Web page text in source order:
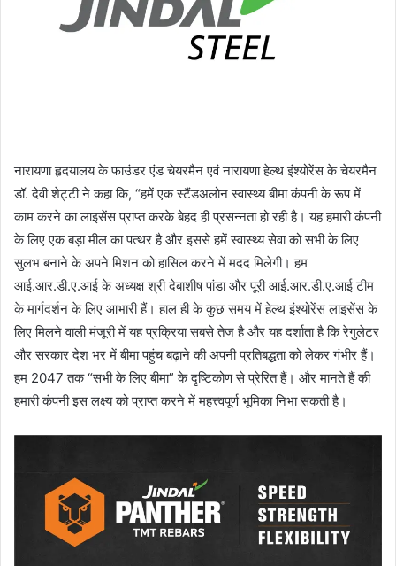
नारायणा हृदयालय के फाउंडर एंड चेयरमैन एवं नारायणा हेल्थ इंश्योरेंस के चेयरमैन
डॉ. देवी शेट्टी ने कहा कि, “हमें एक स्टैंडअलोन स्वास्थ्य बीमा कंपनी के रूप में
काम करने का लाइसेंस प्राप्त करके बेहद ही प्रसन्नता हो रही है। यह हमारी कंपनी
के लिए एक बड़ा मील का पत्थर है और इससे हमें स्वास्थ्य सेवा को सभी के लिए
सुलभ बनाने के अपने मिशन को हासिल करने में मदद मिलेगी। हम
आई.आर.डी.ए.आई के अध्यक्ष श्री देबाशीष पांडा और पूरी आई.आर.डी.ए.आई टीम
के मार्गदर्शन के लिए आभारी हैं। हाल ही के कुछ समय में हेल्थ इंश्योरेंस लाइसेंस के
लिए मिलने वाली मंजूरी में यह प्रक्रिया सबसे तेज है और यह दर्शाता है कि रेगुलेटर
और सरकार देश भर में बीमा पहुंच बढ़ाने की अपनी प्रतिबद्धता को लेकर गंभीर हैं।
हम 2047 तक “सभी के लिए बीमा” के दृष्टिकोण से प्रेरित हैं। और मानते हैं की
हमारी कंपनी इस लक्ष्य को प्राप्त करने में महत्त्वपूर्ण भूमिका निभा सकती है।